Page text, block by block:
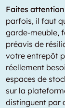
Faites
parfois, il faut
garde-meuble,
préavis de
votre entrepôt
réellement
espaces de
sur la
distinguent par